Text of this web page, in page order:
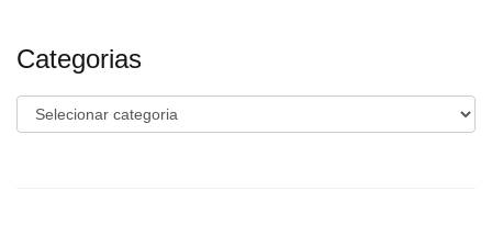
Categorias
Categorias